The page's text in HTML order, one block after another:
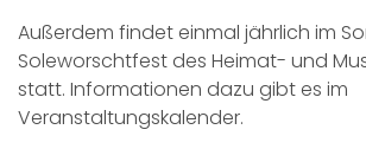
Außerdem findet einmal jährlich im
Soleworschtfest des Heimat- und
statt. Informationen dazu gibt es im
Veranstaltungskalender.